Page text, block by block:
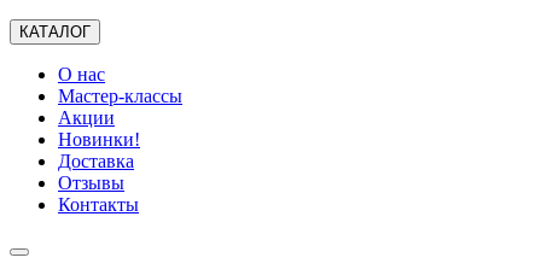
КАТАЛОГ
О нас
Мастер-классы
Акции
Новинки!
Доставка
Отзывы
Контакты